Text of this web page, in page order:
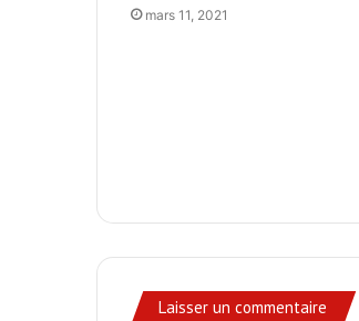
mars 11, 2021
Laisser un commentaire